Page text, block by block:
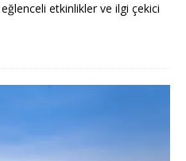
eğlenceli etkinlikler ve ilgi çekici